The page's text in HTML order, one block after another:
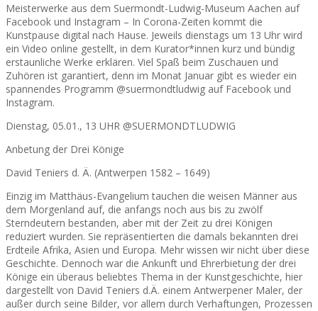
Meisterwerke aus dem Suermondt-Ludwig-Museum Aachen auf
Facebook und Instagram – In Corona-Zeiten kommt die
Kunstpause digital nach Hause. Jeweils dienstags um 13 Uhr wird
ein Video online gestellt, in dem Kurator*innen kurz und bündig
erstaunliche Werke erklären. Viel Spaß beim Zuschauen und
Zuhören ist garantiert, denn im Monat Januar gibt es wieder ein
spannendes Programm @suermondtludwig auf Facebook und
Instagram.
Dienstag, 05.01., 13 UHR @SUERMONDTLUDWIG
Anbetung der Drei Könige
David Teniers d. Ä. (Antwerpen 1582 – 1649)
Einzig im Matthäus-Evangelium tauchen die weisen Männer aus
dem Morgenland auf, die anfangs noch aus bis zu zwölf
Sterndeutern bestanden, aber mit der Zeit zu drei Königen
reduziert wurden. Sie repräsentierten die damals bekannten drei
Erdteile Afrika, Asien und Europa. Mehr wissen wir nicht über diese
Geschichte. Dennoch war die Ankunft und Ehrerbietung der drei
Könige ein überaus beliebtes Thema in der Kunstgeschichte, hier
dargestellt von David Teniers d.Ä. einem Antwerpener Maler, der
außer durch seine Bilder, vor allem durch Verhaftungen, Prozessen